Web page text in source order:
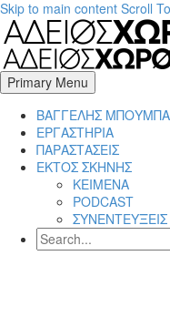
Skip to main content Scroll
Primary Menu
BΑΓΓΕΛΗΣ
ΕΡΓΑΣΤΗΡΙΑ
ΠΑΡΑΣΤΑΣΕΙΣ
ΕΚΤΟΣ ΣΚΗΝΗΣ
ΚΕΙΜΕΝΑ
PODCAST
ΣΥΝΕΝΤΕΥΞΕΙΣ